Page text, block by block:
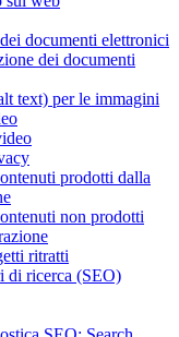
documenti elettronici
dei documenti
text) per le immagini
prodotti dalla
non prodotti
ritratti
di ricerca (SEO)